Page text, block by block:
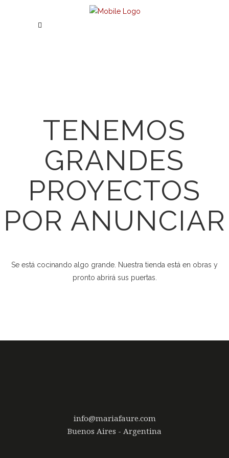
TENEMOS
GRANDES
PROYECTOS
POR ANUNCIAR
Se está cocinando algo grande. Nuestra tienda está en obras y
pronto abrirá sus puertas.
info@mariafaure.com
Buenos Aires - Argentina